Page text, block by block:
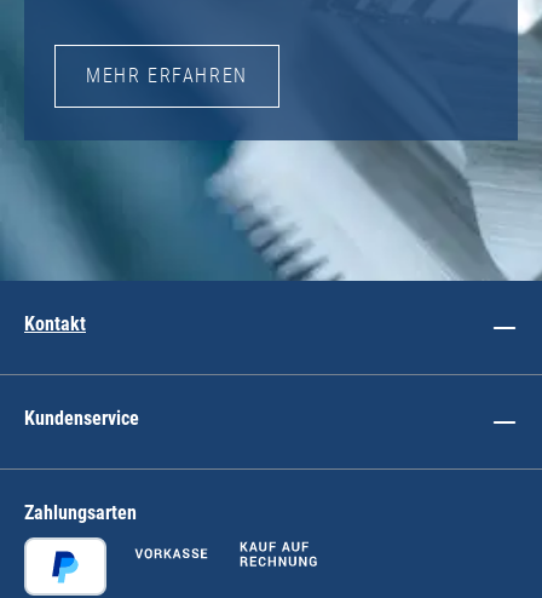
MEHR ERFAHREN
Kontakt
Kundenservice
Zahlungsarten